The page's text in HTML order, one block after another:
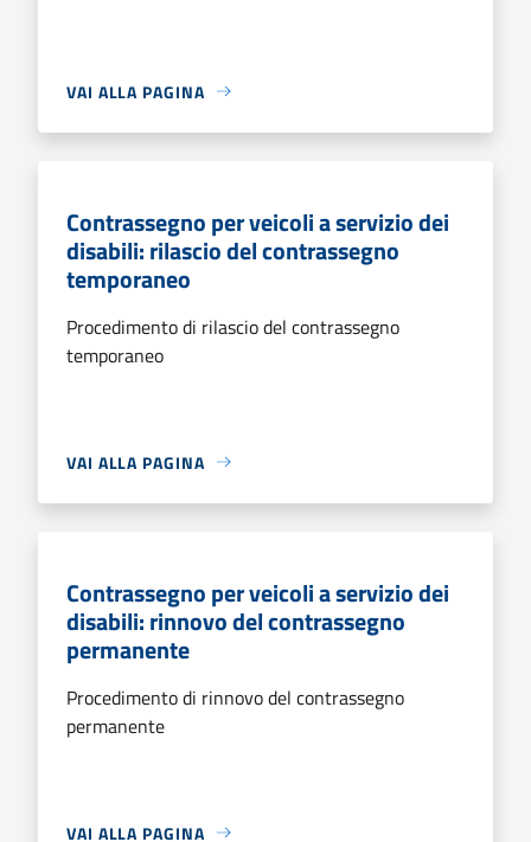
VAI ALLA PAGINA
Contrassegno per veicoli a servizio dei
disabili: rilascio del contrassegno
temporaneo
Procedimento di rilascio del contrassegno
temporaneo
VAI ALLA PAGINA
Contrassegno per veicoli a servizio dei
disabili: rinnovo del contrassegno
permanente
Procedimento di rinnovo del contrassegno
permanente
VAI ALLA PAGINA